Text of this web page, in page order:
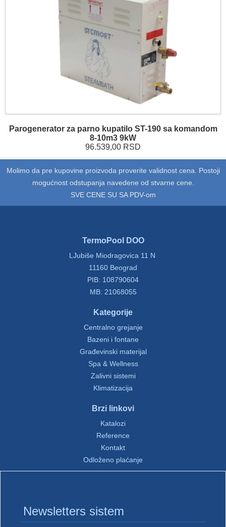
Parogenerator za parno kupatilo ST-190 sa komandom
8-10m3 9kW
96.539,00 RSD
Molimo da pre kupovine proizvoda proverite validnost cena. Postoji
mogućnost odstupanja navedene od stvarne cene.
SVE CENE SU SA PDV-om
TermoPool DOO
LJubiše Miodragovica 11 N
11160 Beograd
PIB: 108790604
MB: 21068055
Kategorije
Centralno grejanje
Bazeni i fontane
Građevinski materijal
Spa & Wellness
Zalivni sistemi
Klimatizacija
Brzi linkovi
Katalozi
Reference
Kontakt
Odloženo plaćanje
Newsletters sistem